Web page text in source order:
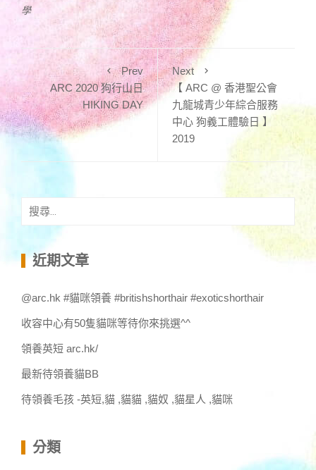
學
Prev
ARC 2020 狗行山日
HIKING DAY
Next
【 ARC @ 香港聖公會
九龍城青少年綜合服務
中心 狗義工體驗日 】
2019
搜
鍵近期文章
@arc.hk #貓咪領養 #britishshorthair #exoticshorthair
收容中心有50隻貓咪等待你來挑選^^
領養英短 arc.hk/
最新待領養貓BB
待領養毛孩 -英短,貓 ,貓貓 ,貓奴 ,貓星人 ,貓咪
分類